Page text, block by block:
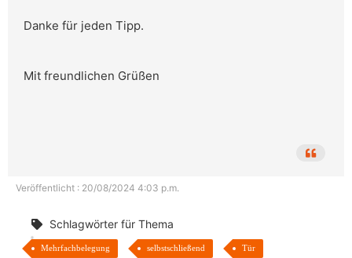
Danke für jeden Tipp.
Mit freundlichen Grüßen
Veröffentlicht : 20/08/2024 4:03 p.m.
Schlagwörter für Thema
Mehrfachbelegung selbstschließend Tür